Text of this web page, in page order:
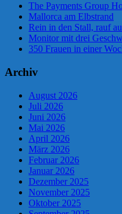
The Payments Group
Mallorca am Elbstrand
Rein in den Stall, rauf
Monitor mit drei
350 Frauen in einer
Archiv
August 2026
Juli 2026
Juni 2026
Mai 2026
April 2026
März 2026
Februar 2026
Januar 2026
Dezember 2025
November 2025
Oktober 2025